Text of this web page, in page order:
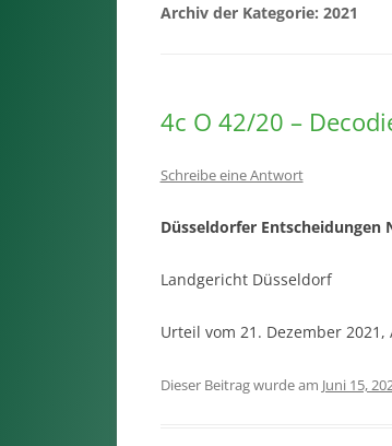
Archiv der Kategorie: 2021
4c O 42/20 –
Schreibe eine Antwort
Düsseldorfer Entscheidungen
Landgericht Düsseldorf
Urteil vom 21. Dezember 2021,
Dieser Beitrag wurde am Juni 15,